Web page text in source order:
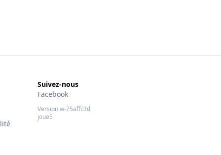
Suivez-nous
Facebook
Version w-75affc3d
joue5